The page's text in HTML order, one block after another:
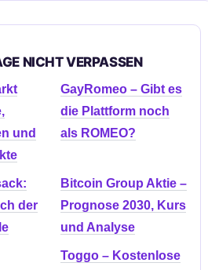
NICHT VERPASSEN
und
GayRomeo – Gibt es
die Plattform noch
als ROMEO?
der
Bitcoin Group Aktie –
Prognose 2030, Kurs
und Analyse
Toggo – Kostenlose